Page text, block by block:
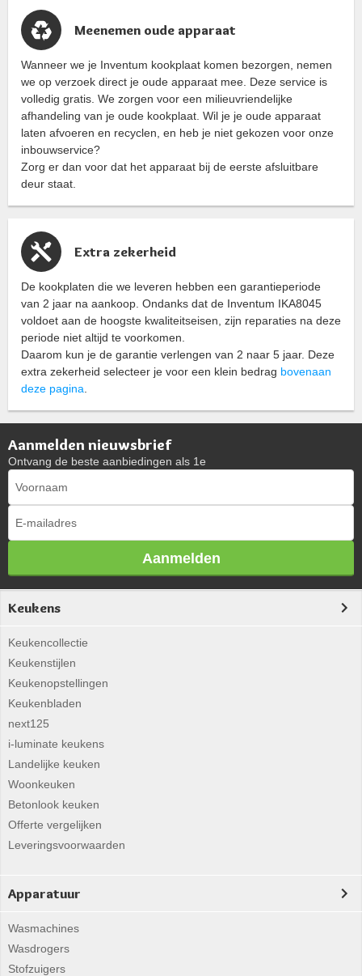
Meenemen oude apparaat
Wanneer we je Inventum kookplaat komen bezorgen, nemen
we op verzoek direct je oude apparaat mee. Deze service is
volledig gratis. We zorgen voor een milieuvriendelijke
afhandeling van je oude kookplaat. Wil je je oude apparaat
laten afvoeren en recyclen, en heb je niet gekozen voor onze
inbouwservice?
Zorg er dan voor dat het apparaat bij de eerste afsluitbare
deur staat.
Extra zekerheid
De kookplaten die we leveren hebben een garantieperiode
van 2 jaar na aankoop. Ondanks dat de Inventum IKA8045
voldoet aan de hoogste kwaliteitseisen, zijn reparaties na deze
periode niet altijd te voorkomen.
Daarom kun je de garantie verlengen van 2 naar 5 jaar. Deze
extra zekerheid selecteer je voor een klein bedrag bovenaan
deze pagina
Aanmelden nieuwsbrief
Ontvang de beste aanbiedingen als 1e
Aanmelden
Keukens
Keukencollectie
Keukenstijlen
Keukenopstellingen
Keukenbladen
next125
i-luminate keukens
Landelijke keuken
Woonkeuken
Betonlook keuken
Offerte vergelijken
Leveringsvoorwaarden
Apparatuur
Wasmachines
Wasdrogers
Stofzuigers